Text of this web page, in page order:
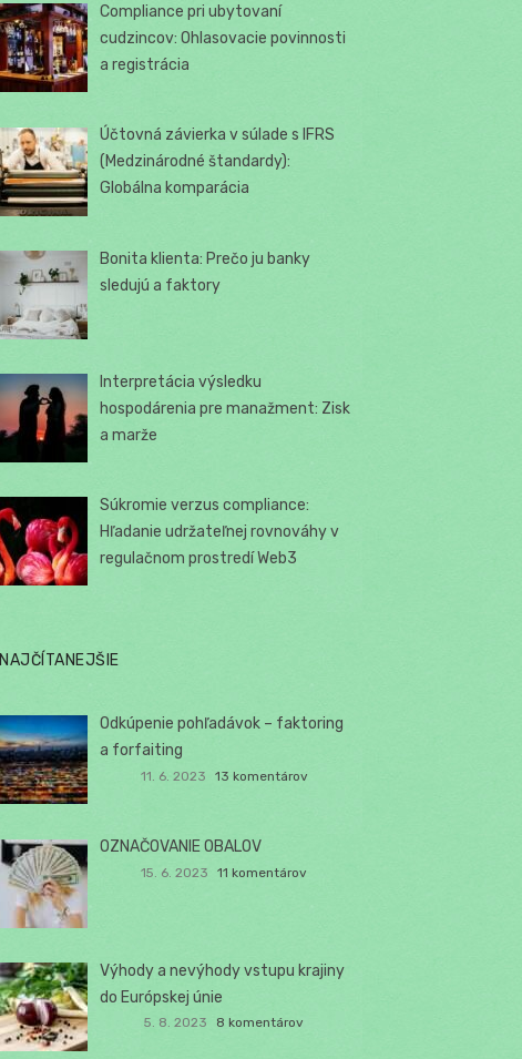
Compliance pri ubytovaní
cudzincov: Ohlasovacie povinnosti
a registrácia
Účtovná závierka v súlade s IFRS
(Medzinárodné štandardy):
Globálna komparácia
Bonita klienta: Prečo ju banky
sledujú a faktory
Interpretácia výsledku
hospodárenia pre manažment: Zisk
a marže
Súkromie verzus compliance:
Hľadanie udržateľnej rovnováhy v
regulačnom prostredí Web3
NAJČÍTANEJŠIE
Odkúpenie pohľadávok – faktoring
a forfaiting
11. 6. 2023 13 komentárov
OZNAČOVANIE OBALOV
15. 6. 2023 11 komentárov
Výhody a nevýhody vstupu krajiny
do Európskej únie
5. 8. 2023 8 komentárov